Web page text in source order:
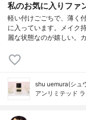
私のお気に入りファ
軽い付けごごちで、薄く
に入っています。メイク
麗な状態なのが嬉しい。
shu uemura(シュ
アンリミテッド